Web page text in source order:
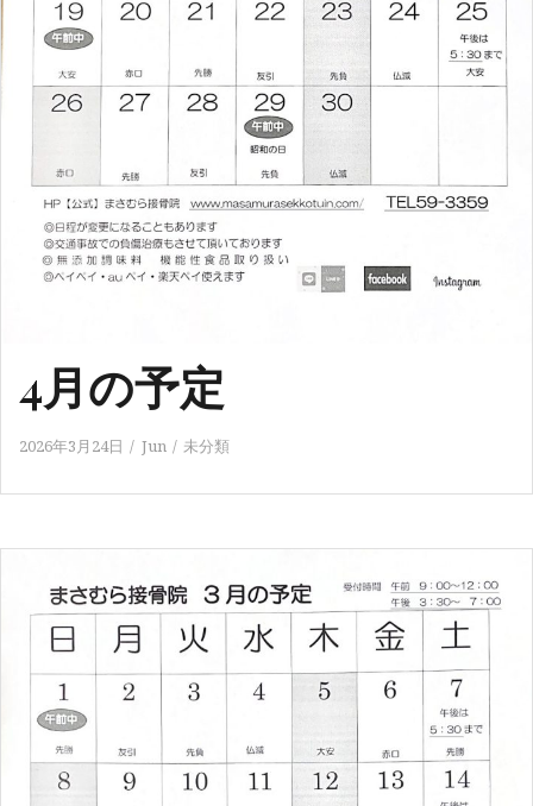
4月の予定
2026年3月24日 Jun 未分類